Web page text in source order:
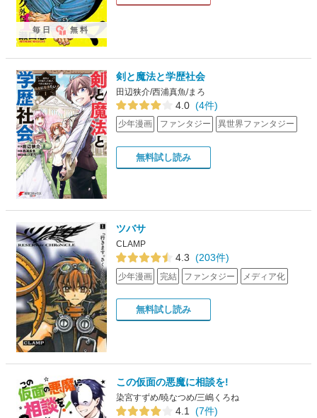
毎日 無料
剣と魔法と学歴社会
田辺狭介/西浦真魚/まろ
4.0 (4件)
少年漫画 ファンタジー 異世界ファンタジー
無料試し読み
ツバサ
CLAMP
4.3 (203件)
少年漫画 完結 ファンタジー メディア化
無料試し読み
この仮面の悪魔に相談を!
染宮すずめ/暁なつめ/三嶋くろね
4.1 (7件)